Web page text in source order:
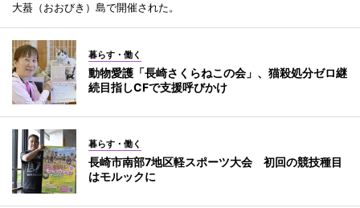
大蟇（おおびき）島で開催された。
暮らす・働く
動物愛護「長崎さくらねこの会」、猫殺処分ゼロ継
続目指しCFで支援呼びかけ
暮らす・働く
長崎市南部7地区軽スポーツ大会 初回の競技種目
はモルックに